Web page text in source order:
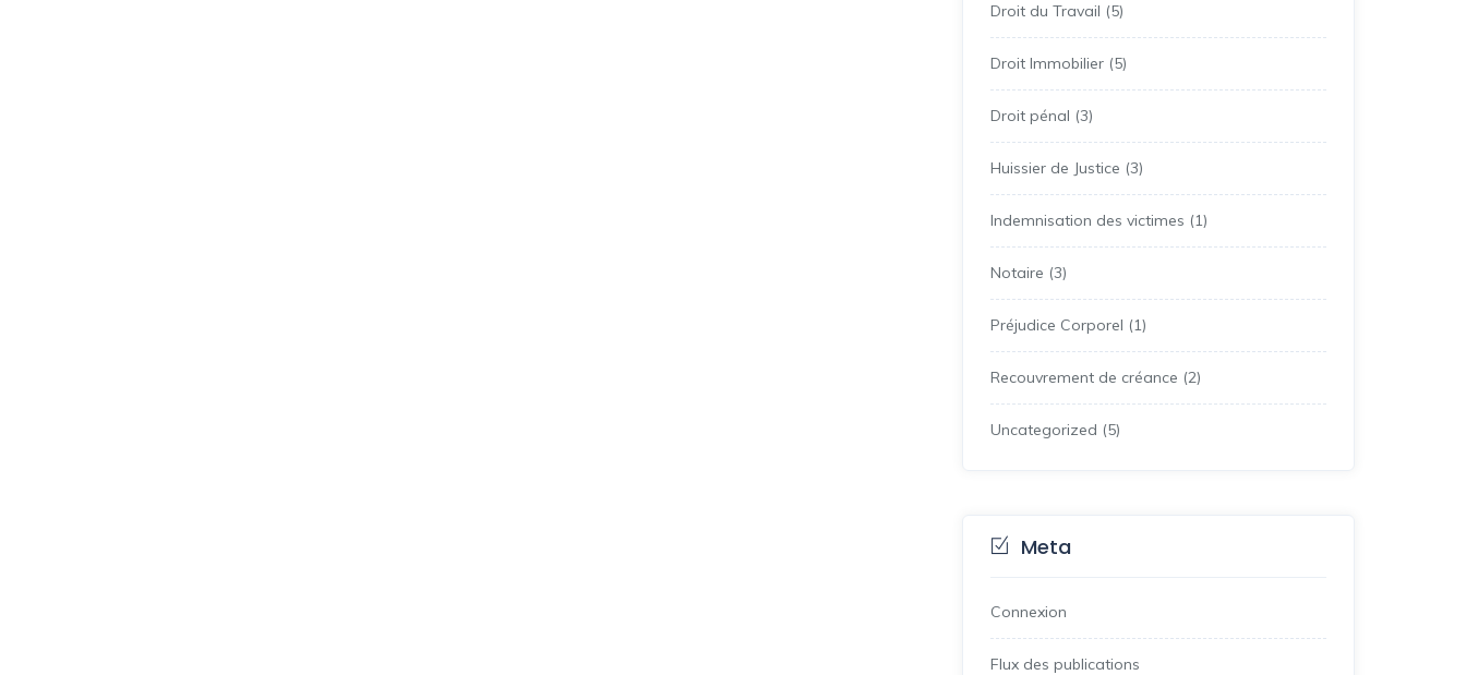
Droit du Travail (5)
Droit Immobilier (5)
Droit pénal (3)
Huissier de Justice (3)
Indemnisation des victimes (1)
Notaire (3)
Préjudice Corporel (1)
Recouvrement de créance (2)
Uncategorized (5)
Meta
Connexion
Flux des publications